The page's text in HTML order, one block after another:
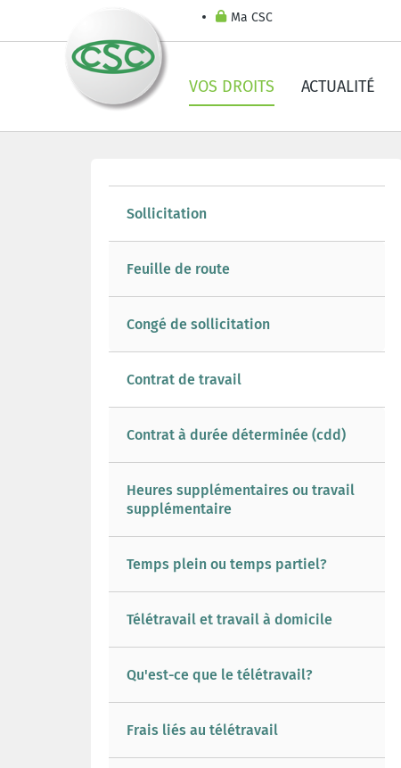
Ma CSC
VOS DROITS ACTUALITÉ
Sollicitation
Feuille de route
Congé de sollicitation
Contrat de travail
Contrat à durée déterminée (cdd)
Heures supplémentaires ou travail
supplémentaire
Temps plein ou temps partiel?
Télétravail et travail à domicile
Qu'est-ce que le télétravail?
Frais liés au télétravail